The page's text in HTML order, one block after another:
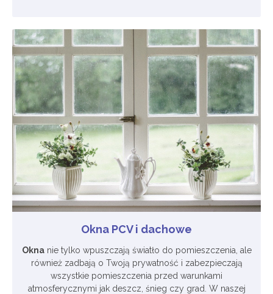
Okna PCV i dachowe
Oknanie tylko wpuszczają światło do pomieszczenia, ale
również zadbają o Twoją prywatność i zabezpieczają
wszystkie pomieszczenia przed warunkami
atmosferycznymi jak deszcz, śnieg czy grad. W naszej